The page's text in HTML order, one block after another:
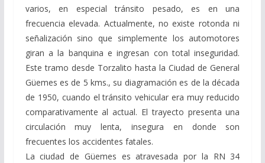
varios, en especial tránsito pesado, es en una
frecuencia elevada. Actualmente, no existe rotonda ni
señalización sino que simplemente los automotores
giran a la banquina e ingresan con total inseguridad.
Este tramo desde Torzalito hasta la Ciudad de General
Güemes es de 5 kms., su diagramación es de la década
de 1950, cuando el tránsito vehicular era muy reducido
comparativamente al actual. El trayecto presenta una
circulación muy lenta, insegura en donde son
frecuentes los accidentes fatales.
La ciudad de Güemes es atravesada por la RN 34